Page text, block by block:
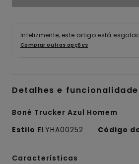
Infelizmente, este artigo está
Comprar outras opções
Detalhes e
Boné Trucker Azul Homem
Estilo ELYHA00252 Código
Características